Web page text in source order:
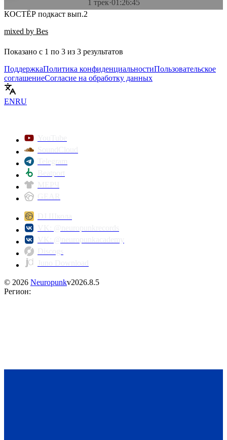
1 трек·01:26:45
КОСТЁР подкаст вып.2
mixed by Bes
Показано с 1 по 3 из 3 результатов
ПоддержкаПолитика конфиденциальностиПользовательское
соглашениеСогласие на обработку данных
ENRU
© 2026 Neuropunkv2026.8.5
Регион: